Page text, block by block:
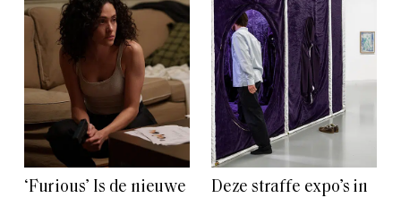
‘Furious’ Is de nieuwe
Deze straffe expo’s in